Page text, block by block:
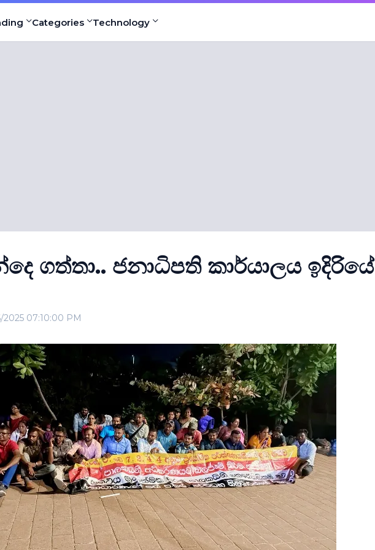
Categories Technology
ගත්තා.. ජනාධිපති කාර්යාලය ඉදිරියේ
2025 07:10:00 PM